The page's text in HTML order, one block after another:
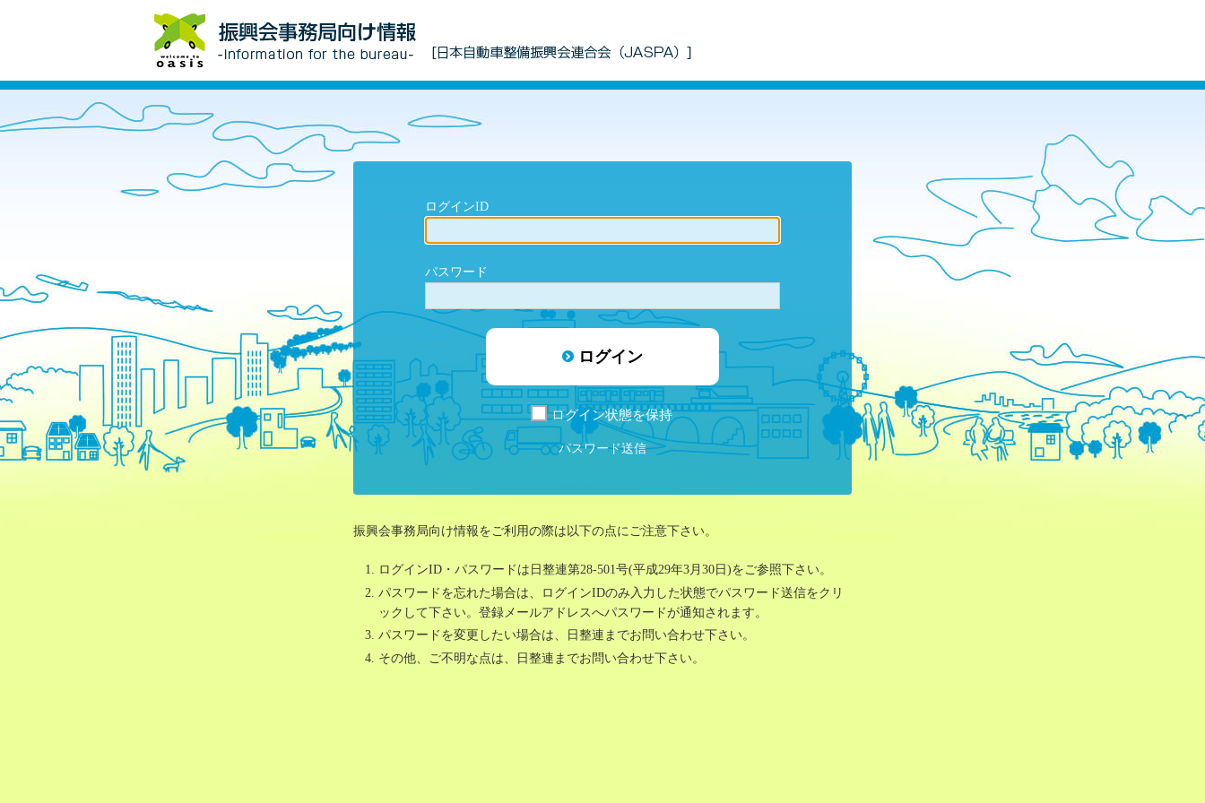
ログインID
パスワード
ログイン
ログイン状態を保持
パスワード送信
振興会事務局向け情報をご利用の際は以下の点にご注意下さい。
ログインID・パスワードは日整連第28-501号(平成29年3月30日)をご参照下さい。
パスワードを忘れた場合は、ログインIDのみ入力した状態でパスワード送信をクリ
ックして下さい。登録メールアドレスへパスワードが通知されます。
パスワードを変更したい場合は、日整連までお問い合わせ下さい。
その他、ご不明な点は、日整連までお問い合わせ下さい。